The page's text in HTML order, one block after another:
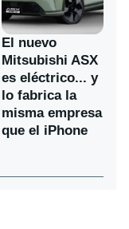
El nuevo
Mitsubishi ASX
es eléctrico... y
lo fabrica la
misma empresa
que el iPhone